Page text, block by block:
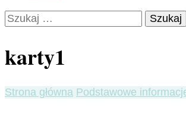
Szukaj:
karty1
Strona główna Podstawowe